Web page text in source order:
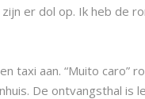
er dol op. Ik heb de
taxi aan. “Muito caro”
De ontvangsthal is